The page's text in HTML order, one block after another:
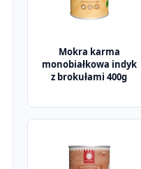
Mokra karma
monobiałkowa indyk
z brokułami 400g